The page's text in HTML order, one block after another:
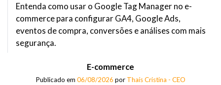
Entenda como usar o Google Tag Manager no e-
commerce para configurar GA4, Google Ads,
eventos de compra, conversões e análises com mais
segurança.
E-commerce
Publicado em 06/08/2026 por Thaís Cristina - CEO